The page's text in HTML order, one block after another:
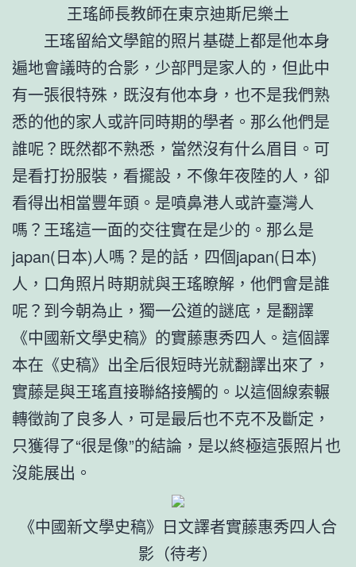
王瑤師長教師在東京迪斯尼樂土
王瑤留給文學館的照片基礎上都是他本身
遍地會議時的合影，少部門是家人的，但此中
有一張很特殊，既沒有他本身，也不是我們熟
悉的他的家人或許同時期的學者。那么他們是
誰呢？既然都不熟悉，當然沒有什么眉目。可
是看打扮服裝，看擺設，不像年夜陸的人，卻
看得出相當豐年頭。是噴鼻港人或許臺灣人
嗎？王瑤這一面的交往實在是少的。那么是
japan(日本)人嗎？是的話，四個japan(日本)
人，口角照片時期就與王瑤瞭解，他們會是誰
呢？到今朝為止，獨一公道的謎底，是翻譯
《中國新文學史稿》的實藤惠秀四人。這個譯
本在《史稿》出全后很短時光就翻譯出來了，
實藤是與王瑤直接聯絡接觸的。以這個線索輾
轉徵詢了良多人，可是最后也不克不及斷定，
只獲得了“很是像”的結論，是以終極這張照片也
沒能展出。
《中國新文學史稿》日文譯者實藤惠秀四人合
影（待考）